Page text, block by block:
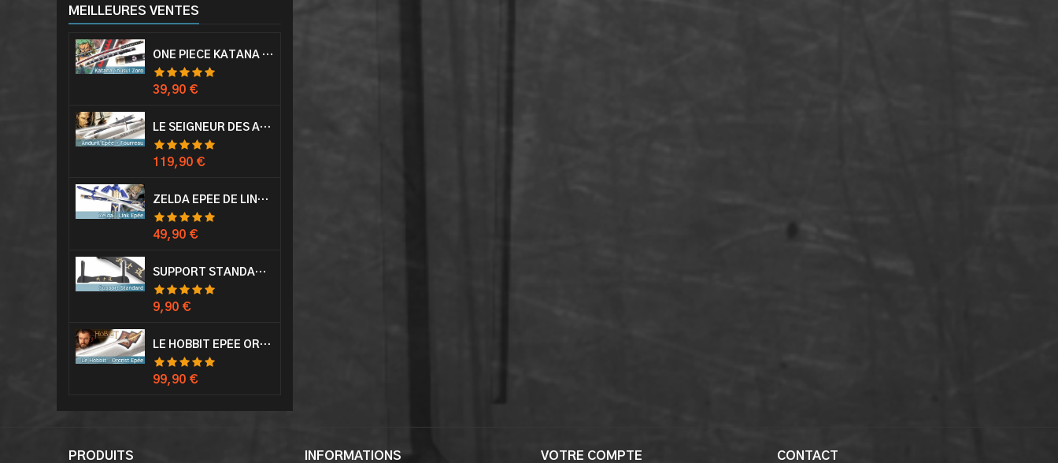
MEILLEURES VENTES
ONE PIECE KATANA ZORO RORONOA SHUSUI EPÉE SABRE ACIER
Prix
39,90 €
LE SEIGNEUR DES ANNEAUX EPÉE ANDURIL ARAGORN
Prix
119,90 €
ZELDA EPÉE DE LINK AVEC FOURREAU MASTER SWORD EPEE
Prix
49,90 €
SUPPORT STANDARD KATANA EPÉE
Prix
9,90 €
LE HOBBIT EPÉE ORCRIST EPÉE DE THORIN SABRE + PLAQUE MURALE EN BOIS
Prix
99,90 €
PRODUITS INFORMATIONS VOTRE COMPTE CONTACT